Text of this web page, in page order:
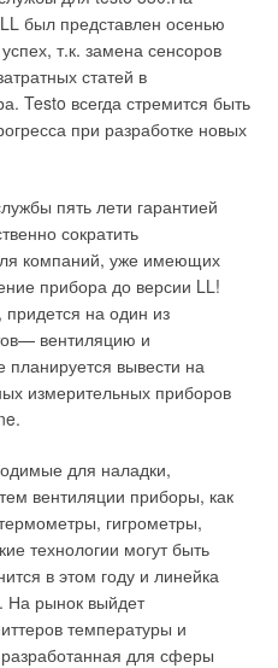
был представлен осенью
т.к. замена сенсоров
статей в
Testo всегда стремится быть
при разработке новых
пять лети гарантией
сократить
компаний, уже имеющих
прибора до версии LL!
придется на один из
вентиляцию и
вывести на
измерительных приборов
для наладки,
вентиляции приборы, как
гигрометры,
технологии могут быть
в этом году и линейка
На рынок выйдет
температуры и
для сферы